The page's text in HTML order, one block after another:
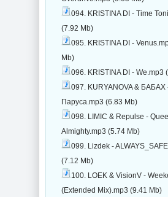
094. KRISTINA DI - Time
(7.92 Mb)
095. KRISTINA DI -
Mb)
096. KRISTINA DI - We.mp3
097. KURYANOVA &
Паруса.mp3 (6.83 Mb)
098. LIMIC & Repulse -
Almighty.mp3 (5.74 Mb)
099. Lizdek -
(7.12 Mb)
100. LOEK & VisionV -
(Extended Mix).mp3 (9.41 Mb)